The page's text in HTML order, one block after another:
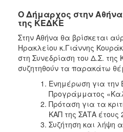
2022
2021
2020
2019
2018
2017
2016
Ο Δήμαρχος στην Αθήνα
της ΚΕΔΚΕ
Στην Αθήνα θα βρίσκεται
Ηρακλείου κ.Γιάννης
στη Συνεδρίαση του Δ.Σ.
συζητηθούν τα παρακάτω
Ενημέρωση για την
Προγράμματος
Πρόταση για τα
ΚΑΠ της ΣΑΤΑ έτους
Συζήτηση και